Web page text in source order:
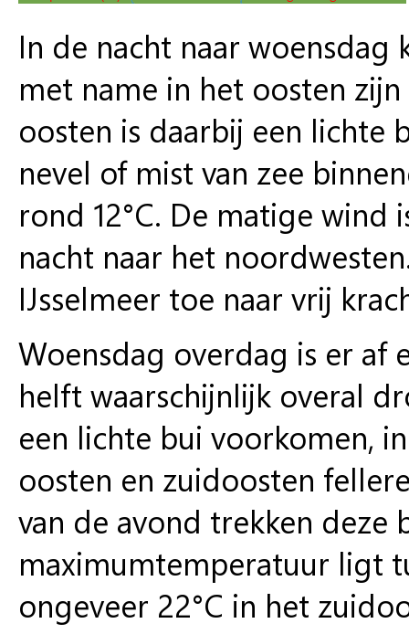
In de nacht naar
met name in het oosten
oosten is daarbij een lichte
nevel of mist van zee
rond 12°C. De matige
nacht naar het
IJsselmeer toe naar vrij
Woensdag overdag is er af
helft waarschijnlijk overal
een lichte bui voorkomen,
oosten en zuidoosten
van de avond trekken deze
maximumtemperatuur ligt
ongeveer 22°C in het